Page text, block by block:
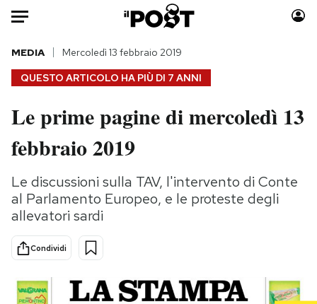
Auto
HOME
Italia
Politica
Tecnologia
Internet
Scienza
Cultura
Economia
Sport
Moda
Storie/Idee
Ok Boomer!
Mondiali calcio 2026
QUESTO ARTICOLO HA PIÙ DI 7 ANNI
MEDIA Mercoledì 13 febbraio 2019
Le prime pagine di mercoledì 13
febbraio 2019
Le discussioni sulla TAV, l'intervento di Conte
al Parlamento Europeo, e le proteste degli
allevatori sardi
Condividi